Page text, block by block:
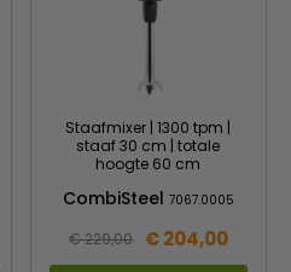
Staafmixer | 1300 tpm |
staaf 30 cm | totale
hoogte 60 cm
CombiSteel 7067.0005
€ 229,00 € 204,00